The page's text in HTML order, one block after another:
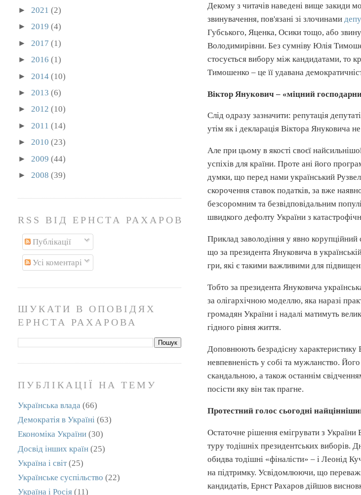
Декому з читачів наведені вище закиди
звинувачення, пов'язані зі злочинами
Губського, Яценка, Осики тощо, або
Володимирівни. Без сумніву Юлія
стосується вибору між кандидатами, то
Тимошенко – це її удавана
Віктор Янукович – «міцний
Слід одразу зазначити: репутація
утім як і декларація ВіктораЯнуковича
Але при цьому в якості своєї
успіхів для країни. Проте ані його
думки, що перед нами український
скорочення ставок податків, за вже
безсоромним табезвідповідальним
швидкогодефолту України з
Приклад заволодіння у явно
що за президентаЯнуковича в
гри, які є такими важливими для
Тобто за президентаЯнуковича
за олігархічною моделлю, яка наразі
громадян України і надалі матимуть
гідного рівня життя.
Доповнюють безрадіснухарактеристику
невпевненість у собі тамужланство. Його
скандальною, а також останнім
посісти яку він так прагне.
Протестний голос сьогодні
Остаточне рішення емігрувати з України
туру тодішніх президентських виборів.
обидва тодішні «фіналісти» – і Леонід
на підтримку. Усвідомлюючи, що
кандидатів, ЕрнстРахаров дійшов
► 2021(2)
►2019(4)
► 2017(1)
►2016(1)
► 2014(10)
►2013(6)
►2012(10)
►2011(14)
►2010(23)
► 2009(44)
►2008(39)
RSS ВІД ЕРНСТА РАХАРОВА
Публікації
Усі коментарі
ШУКАТИ В ОПОВІДЯХ
ЕРНСТА РАХАРОВА
ПУБЛІКАЦІЇ НА ТЕМУ
Українська влада (66)
Демократія в Україні (63)
Економіка України (30)
Досвід інших країн (25)
Україна і світ (25)
Українське суспільство (22)
Україна і Росія (11)